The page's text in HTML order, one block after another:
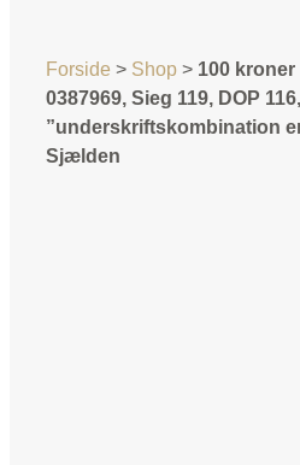
Forside > Shop > 100 kroner
0387969, Sieg 119, DOP
”underskriftskombination
Sjælden